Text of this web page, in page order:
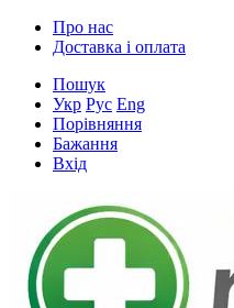
Про нас
Доставка і оплата
Пошук
Укр Рус Eng
Порівняння
Бажання
Вхід